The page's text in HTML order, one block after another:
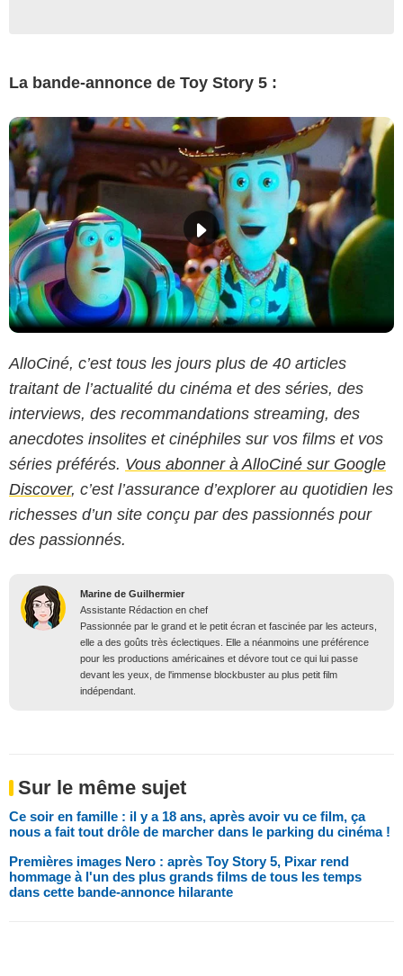
La bande-annonce de Toy Story 5 :
AlloCiné, c’est tous les jours plus de 40 articles
traitant de l’actualité du cinéma et des séries, des
interviews, des recommandations streaming, des
anecdotes insolites et cinéphiles sur vos films et vos
séries préférés. Vous abonner à AlloCiné sur Google
Discover, c’est l’assurance d’explorer au quotidien les
richesses d’un site conçu par des passionnés pour
des passionnés.
Marine de Guilhermier
Assistante Rédaction en chef
Passionnée par le grand et le petit écran et fascinée par les acteurs,
elle a des goûts très éclectiques. Elle a néanmoins une préférence
pour les productions américaines et dévore tout ce qui lui passe
devant les yeux, de l'immense blockbuster au plus petit film
indépendant.
Sur le même sujet
Ce soir en famille : il y a 18 ans, après avoir vu ce film, ça
nous a fait tout drôle de marcher dans le parking du cinéma !
Premières images Nero : après Toy Story 5, Pixar rend
hommage à l'un des plus grands films de tous les temps
dans cette bande-annonce hilarante